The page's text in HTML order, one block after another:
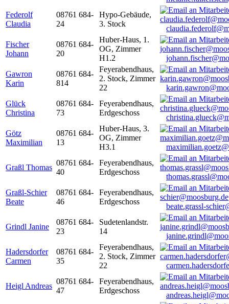
Federolf
Claudia
08761 684-
24
Hypo-Gebäude,
3. Stock
Fischer
Johann
08761 684-
20
Huber-Haus, 1.
OG, Zimmer
H1.2
Gawron
Karin
08761 684-
814
Feyerabendhaus,
2. Stock, Zimmer
22
Glück
Christina
08761 684-
73
Feyerabendhaus,
Erdgeschoss
Götz
Maximilian
08761 684-
13
Huber-Haus, 3.
OG, Zimmer
H3.1
Graßl Thomas
08761 684-
40
Feyerabendhaus,
Erdgeschoss
Graßl-Schier
Beate
08761 684-
46
Feyerabendhaus,
Erdgeschoss
beate.grassl-
Grindl Janine
08761 684-
23
Sudetenlandstr.
14
Hadersdorfer
Carmen
08761 684-
35
Feyerabendhaus,
2. Stock, Zimmer
22
Heigl Andreas
08761 684-
47
Feyerabendhaus,
Erdgeschoss